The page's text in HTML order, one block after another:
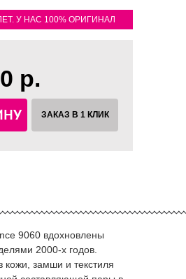
У НАС 100% ОРИГИНАЛ
р.
ЗАКАЗ В 1 КЛИК
9060 вдохновлены
2000-х годов.
кожи, замши и текстиля